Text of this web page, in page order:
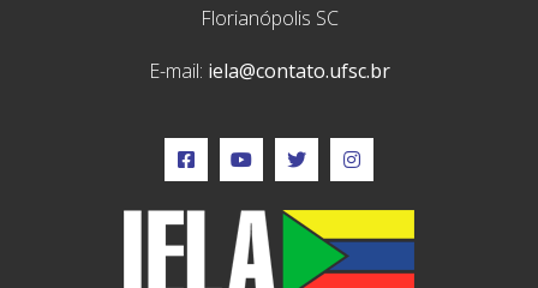
Florianópolis SC
E-mail: iela@contato.ufsc.br